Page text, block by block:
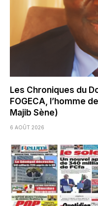
Les Chroniques du
FOGECA, l’homme
Majib Sène)
6 AOÛT 2026